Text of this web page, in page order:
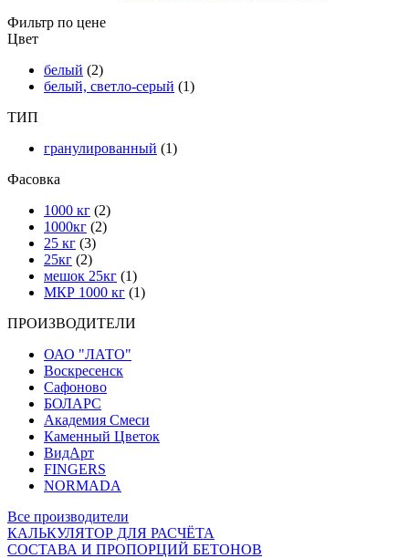
Фильтр по цене
Цвет
белый (2)
белый, светло-серый (1)
ТИП
гранулированный (1)
Фасовка
1000 кг (2)
1000кг (2)
25 кг (3)
25кг (2)
мешок 25кг (1)
МКР 1000 кг (1)
ПРОИЗВОДИТЕЛИ
ОАО "ЛАТО"
Воскресенск
Сафоново
БОЛАРС
Академия Смеси
Каменный Цветок
ВидАрт
FINGERS
NORMADA
Все производители
КАЛЬКУЛЯТОР ДЛЯ РАСЧЁТА
СОСТАВА И ПРОПОРЦИЙ БЕТОНОВ